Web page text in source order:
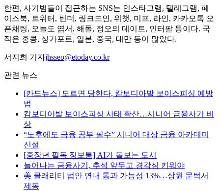
한편, 사기범들이 접근하는 SNS는 인스타그램, 텔레그램, 페
이스북, 트위터, 틴더, 링크드인, 위챗, 미프, 라인, 카카오톡 오
픈채팅, 오늘도 엽서, 해돌, 정오의 데이트, 인터팔 등이다. 국
적은 홍콩, 싱가포르, 일본, 중국, 대만 등이 많았다.
서지희 기자jhsseo@etoday.co.kr
관련 뉴스
[카드뉴스] 모르면 당한다, 캄보디아발 보이스피싱 예방
법
캄보디아발 보이스피싱 사태 확산…시니어 금융사기 비
상
“노후에도 금융 공부 필수” 시니어 대상 금융 아카데미
신설
[중장년 필독 정보통] AI가 돌보는 도시
늘어나는 금융사기, 추석 앞두고 경각심 키워야
美 클래리티 법안 연내 통과 가능성 13%…상원 문턱서
제동